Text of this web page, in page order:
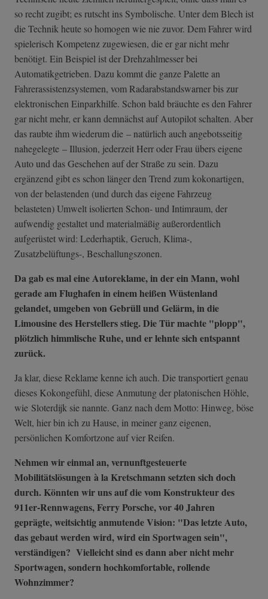
so recht zugibt; es rutscht ins Symbolische. Unter dem Blech ist
die Technik heute so homogen wie nie zuvor. Dem Fahrer wird
spielerisch Kompetenz zugewiesen, die er gar nicht mehr
benötigt. Ein Beispiel ist der Drehzahlmesser bei
Automatikgetrieben. Dazu kommt die ganze Palette an
Fahrerassistenzsystemen, vom Radarabstandswarner bis zur
elektronischen Einparkhilfe. Schon bald bräuchte es den Fahrer
gar nicht mehr, er kann demnächst auf Autopilot schalten. Aber
das raubte ihm wiederum die – natürlich auch angebotsseitig
nahegelegte – Illusion, jederzeit Herr oder Frau übers eigene
Auto und das Geschehen auf der Straße zu sein. Dazu
ergänzend gibt es schon länger den Trend zum kokonartigen,
von der belastenden (und durch das eigene Fahrzeug
belasteten) Umwelt isolierten Schon- und Intimraum, der
aufwendig gestaltet und materialmäßig außerordentlich
aufgerüstet wird: Lederhaptik, Geruch, Klima-,
Zusatzbelüftungs-, Beschallungszonen.
Da gab es mal eine Autoreklame, in der ein Mann, wohl
gerade am Flughafen in einem heißen Wüstenland
gelandet, umgeben von Gebrüll und Gelärm, in die
Limousine des Herstellers stieg. Die Tür machte "plopp",
plötzlich himmlische Ruhe, und er lehnte sich entspannt
zurück.
Ja klar, diese Reklame kenne ich auch. Die transportiert genau
dieses Kokongefühl, diese Anmutung der platonischen Höhle,
wie Sloterdijk sie nannte. Ganz nach dem Motto: Hinweg, böse
Welt, hier bin ich zu Hause, in meiner ganz eigenen,
persönlichen Komfortzone auf vier Reifen.
Nehmen wir einmal an, vernunftgesteuerte
Mobilitätslösungen à la Kretschmann setzten sich doch
durch. Könnten wir uns auf die vom Konstrukteur des
911er-Rennwagens, Ferry Porsche, vor 40 Jahren
geprägte, weitsichtig anmutende Vision: "Das letzte Auto,
das gebaut werden wird, wird ein Sportwagen sein",
verständigen? Vielleicht sind es dann aber nicht mehr
Sportwagen, sondern hochkomfortable, rollende
Wohnzimmer?